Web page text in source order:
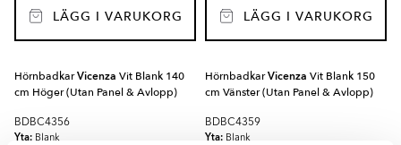
LÄGG I VARUKORG LÄGG I VARUKORG
HörnbadkarVicenza Vit Blank 140
cm Höger (Utan Panel & Avlopp)
BDBC4356
Yta: Blank
HörnbadkarVicenza Vit Blank 150
cm Vänster (Utan Panel & Avlopp)
BDBC4359
Yta: Blank